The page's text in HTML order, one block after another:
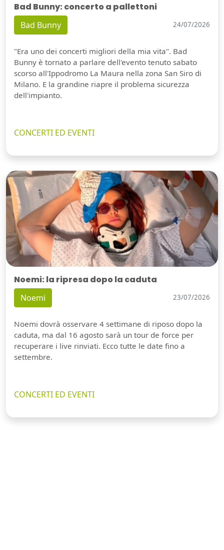
Bad Bunny: concerto a pallettoni
Bad Bunny 24/07/2026
"Era uno dei concerti migliori della mia vita". Bad
Bunny è tornato a parlare dell'evento tenuto sabato
scorso all'Ippodromo La Maura nella zona San Siro di
Milano. E la grandine riapre il problema sicurezza
dell'impianto.
CONCERTI ED EVENTI
Noemi: la ripresa dopo la caduta
Noemi 23/07/2026
Noemi dovrà osservare 4 settimane di riposo dopo la
caduta, ma dal 16 agosto sarà un tour de force per
recuperare i live rinviati. Ecco tutte le date fino a
settembre.
CONCERTI ED EVENTI